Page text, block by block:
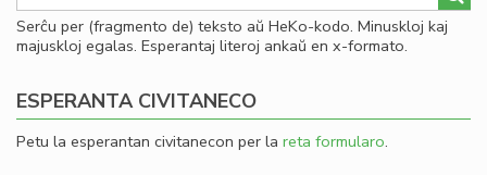
Serĉu per (fragmento de) teksto aŭ HeKo-kodo. Minuskloj kaj
majuskloj egalas. Esperantaj literoj ankaŭ en x-formato.
ESPERANTA CIVITANECO
Petu la esperantan civitanecon per la reta formularo.